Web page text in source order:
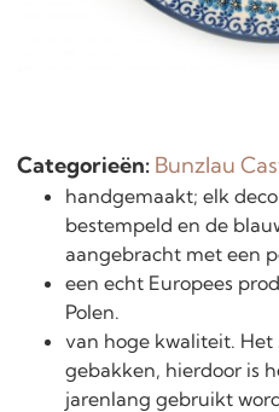
Categorieën: Bunzlau
handgemaakt; elk
bestempeld en de
aangebracht met een
een echt Europees
Polen.
van hoge kwaliteit. Het
gebakken, hierdoor is
jarenlang gebruikt